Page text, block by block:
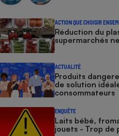
ACTION QUE CHOISIR
Réduction du
supermarchés
ACTUALITÉ
Produits
de solution
consommateurs
ENQUÊTE
Laits bébé,
jouets - Trop de